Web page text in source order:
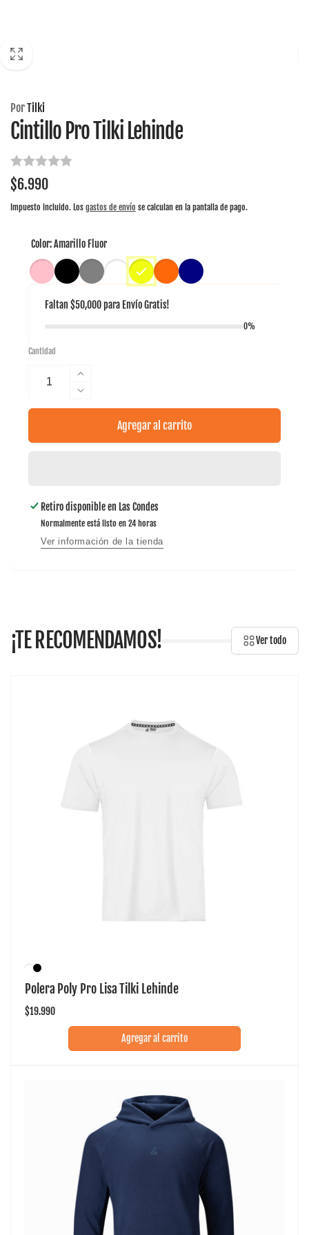
PorTilki
Cintillo Pro Tilki Lehinde
Precio
habitual
$6.990
Impuesto incluido. Los gastos de envío se calculan en la pantalla de pago.
Color:Amarillo Fluor
Faltan $50,000para Envío Gratis!
0%
Cantidad
Aumentar
cantidad
para
Reducir
cantidad
Cintillo
Agregar al carrito
Retiro disponible en Las Condes
Normalmente está listo en 24 horas
Ver información de la tienda
¡TE RECOMENDAMOS! Ver todo
Polera Poly Pro Lisa Tilki Lehinde
Precio
$19.990
Agregar al carrito